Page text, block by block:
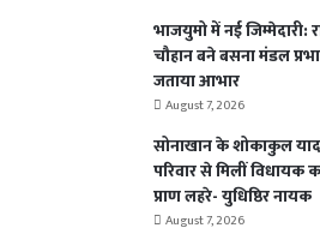
भाजयुमो में नई जिम्मेदारी:
चौहान बने बसना मंडल
जताया आभार
August 7, 2026
सोनाखान के शोकाकुल
परिवार से मिलीं विधायक
प्राण लहरे- युधिष्ठिर नायक
August 7, 2026